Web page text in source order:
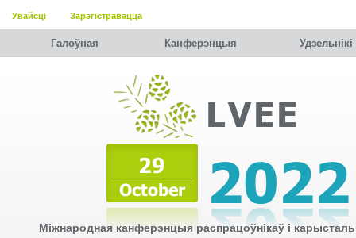
Увайсці Зарэгістравацца
Галоўная Канферэнцыя Удзельнiкi
Міжнародная канферэнцыя распрацоўнікаў і